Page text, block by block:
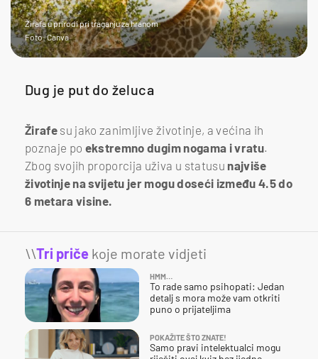
Žirafa u prirodi pri traganju za hranom
Foto: Canva
Dug je put do želuca
Žirafe su jako zanimljive životinje, a većina ih
poznaje po ekstremno dugim nogama i vratu.
Zbog svojih proporcija uživa u statusu najviše
životinje na svijetu jer mogu doseći između 4.5 do
6 metara visine.
\\Tri priče koje morate vidjeti
HMM…
To rade samo psihopati: Jedan
detalj s mora može vam otkriti
puno o prijateljima
POKAŽITE ŠTO ZNATE!
Samo pravi intelektualci mogu